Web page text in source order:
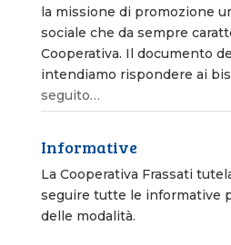
la missione di promozione
sociale che da sempre
Cooperativa. Il documento
intendiamo rispondere ai
seguito…
Informative
La Cooperativa Frassati
seguire tutte le informative
delle modalità.